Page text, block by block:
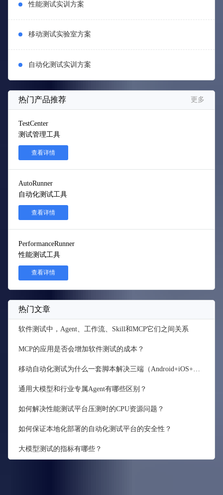
性能测试实训方案
移动测试实验室方案
自动化测试实训方案
热门产品推荐 更多
TestCenter
测试管理工具
查看详情
AutoRunner
自动化测试工具
查看详情
PerformanceRunner
性能测试工具
查看详情
热门文章
软件测试中，Agent、工作流、Skill和MCP它们之间关系
MCP的应用是否会增加软件测试的成本？
移动自动化测试为什么一套脚本解决三端（Android+iOS+H5/小程
通用大模型和行业专属Agent有哪些区别？
如何解决性能测试平台压测时的CPU资源问题？
如何保证本地化部署的自动化测试平台的安全性？
大模型测试的指标有哪些？